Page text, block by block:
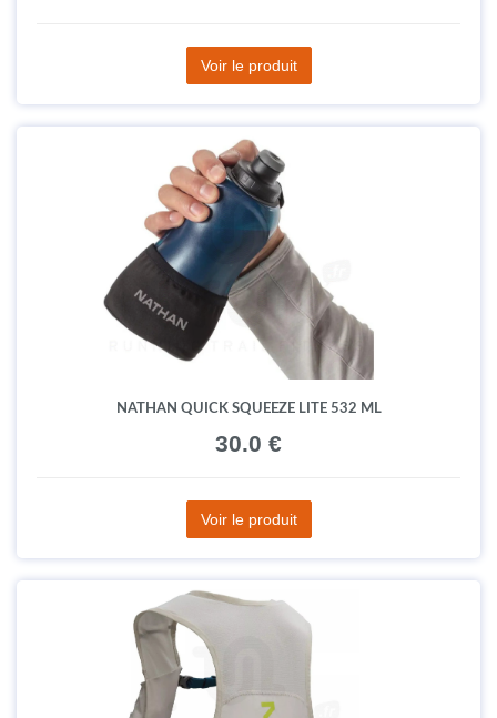
NATHAN GILET DE SÉCURITÉ STREAK
25.0 €
Voir le produit
NATHAN QUICK SQUEEZE LITE 532 ML